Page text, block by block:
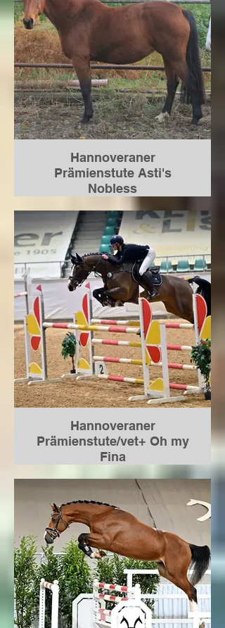
Hannoveraner
Prämienstute Asti's
Nobless
von Asti Spumante a.d. St.Pr.
Stute Viva Nobless von Vulkano-
Contender-Lancer II
verkauft nach 5 Fohlen bei uns im
Stall nach Südafrika, Standort
Irland
Hannoveraner
Prämienstute/vet+ Oh my
Fina
geboren 2019
von Ogano Sitte a.d. St.Pr. Stute
PHS*** Grafina von Graf Top-For
Pleasure-Calypso II-Pilot
verkauft nach Baden-
Württemberg nach Absetzen des
ersten Fohlens
2024 Springpferde A** und L
siegreich, Springpferde M 🥈
In 2025 M* 1,25 m und M**
1,35m platziert. In 2026 bereits 2
Mal S* 1,40 m platziert bis